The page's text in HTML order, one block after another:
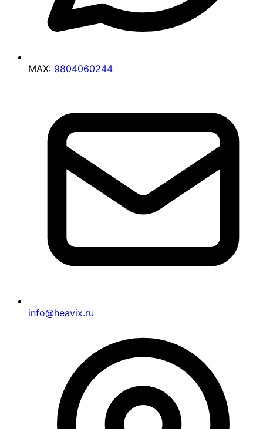
MAX: 9804060244
info@heavix.ru